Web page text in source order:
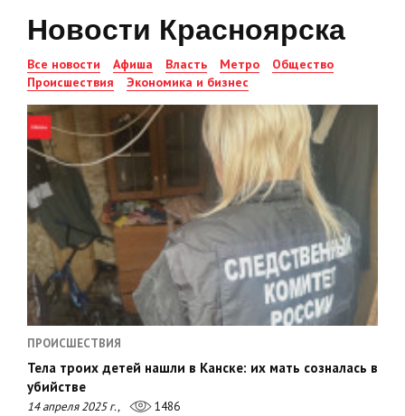
Новости Красноярска
Все новости Афиша Власть Метро
Общество
Происшествия
Экономика и бизнес
ПРОИСШЕСТВИЯ
Тела троих детей нашли в Канске: их мать созналась в
убийстве
14 апреля 2025 г., 1486